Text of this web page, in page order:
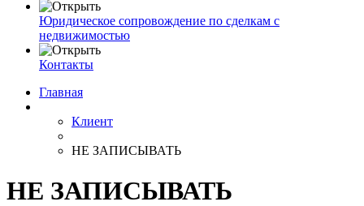
Юридическое сопровождение по сделкам с
недвижимостью
Контакты
Главная
Клиент
НЕ ЗАПИСЫВАТЬ
НЕ ЗАПИСЫВАТЬ